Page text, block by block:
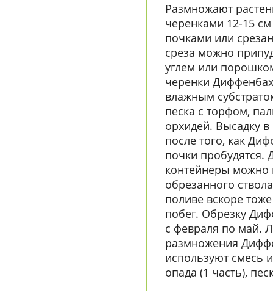
Размножают
черенками 12-15
почками или
среза можно
углем или
черенки
влажным
песка с торфом,
орхидей. Высадку
после того, как
почки пробудятся.
контейнеры можно
обрезанного
поливе вскоре
побег. Обрезку
с февраля по май.
размножения
используют смесь
опада (1 часть),